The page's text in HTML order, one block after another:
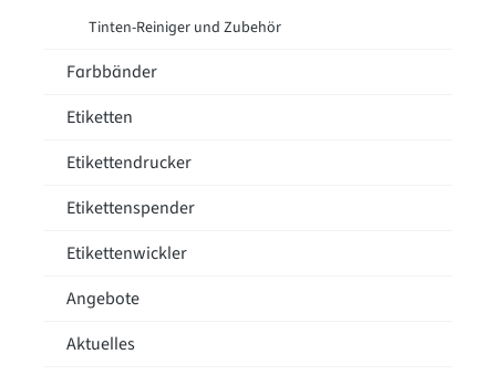
Tinten-Reiniger und Zubehör
Farbbänder
Etiketten
Etikettendrucker
Etikettenspender
Etikettenwickler
Angebote
Aktuelles